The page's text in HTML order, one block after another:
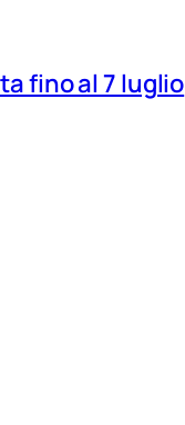
fino al 7 luglio